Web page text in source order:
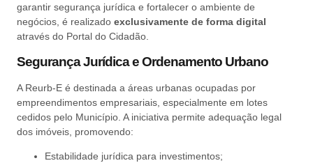
garantir segurança jurídica e fortalecer o ambiente de
negócios, é realizado exclusivamente de forma digital
através do Portal do Cidadão.
Segurança Jurídica e Ordenamento Urbano
A Reurb-E é destinada a áreas urbanas ocupadas por
empreendimentos empresariais, especialmente em lotes
cedidos pelo Município. A iniciativa permite adequação legal
dos imóveis, promovendo:
Estabilidade jurídica para investimentos;